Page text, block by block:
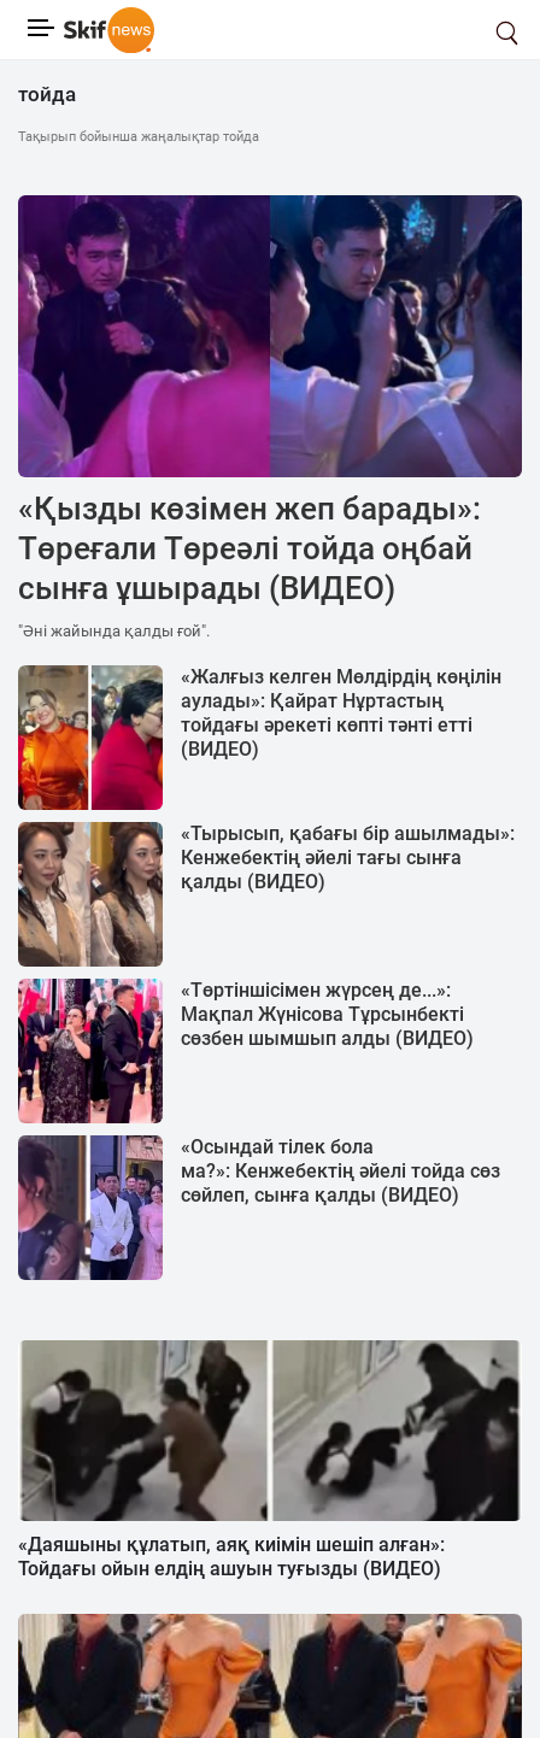
тойда
Тақырып бойынша жаңалықтар тойда
«Қызды көзімен жеп барады»:
Төреғали Төреәлі тойда оңбай
сынға ұшырады (ВИДЕО)
"Әні жайында қалды ғой".
«Жалғыз келген Мөлдірдің көңілін
аулады»: Қайрат Нұртастың
тойдағы әрекеті көпті тәнті етті
(ВИДЕО)
«Тырысып, қабағы бір ашылмады»:
Кенжебектің әйелі тағы сынға
қалды (ВИДЕО)
«Төртіншісімен жүрсең де...»:
Мақпал Жүнісова Тұрсынбекті
сөзбен шымшып алды (ВИДЕО)
«Осындай тілек бола
ма?»: Кенжебектің әйелі тойда сөз
сөйлеп, сынға қалды (ВИДЕО)
«Даяшыны құлатып, аяқ киімін шешіп алған»:
Тойдағы ойын елдің ашуын туғызды (ВИДЕО)